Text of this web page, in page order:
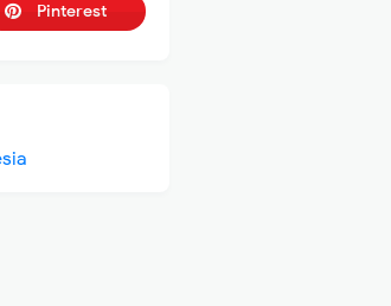
Pinterest